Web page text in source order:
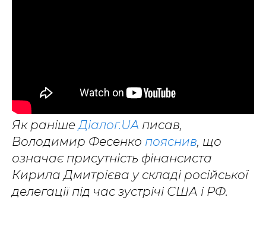
Як ранішеДіалог.UA писав,
Володимир Фесенко пояснив, що
означає присутність фінансиста
Кирила Дмитрієва у складі російської
делегації під час зустрічі США і РФ.